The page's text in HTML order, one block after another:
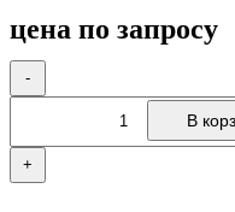
цена по запросу
-
+
В